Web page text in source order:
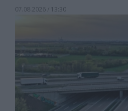
07.08.2026 / 13:30